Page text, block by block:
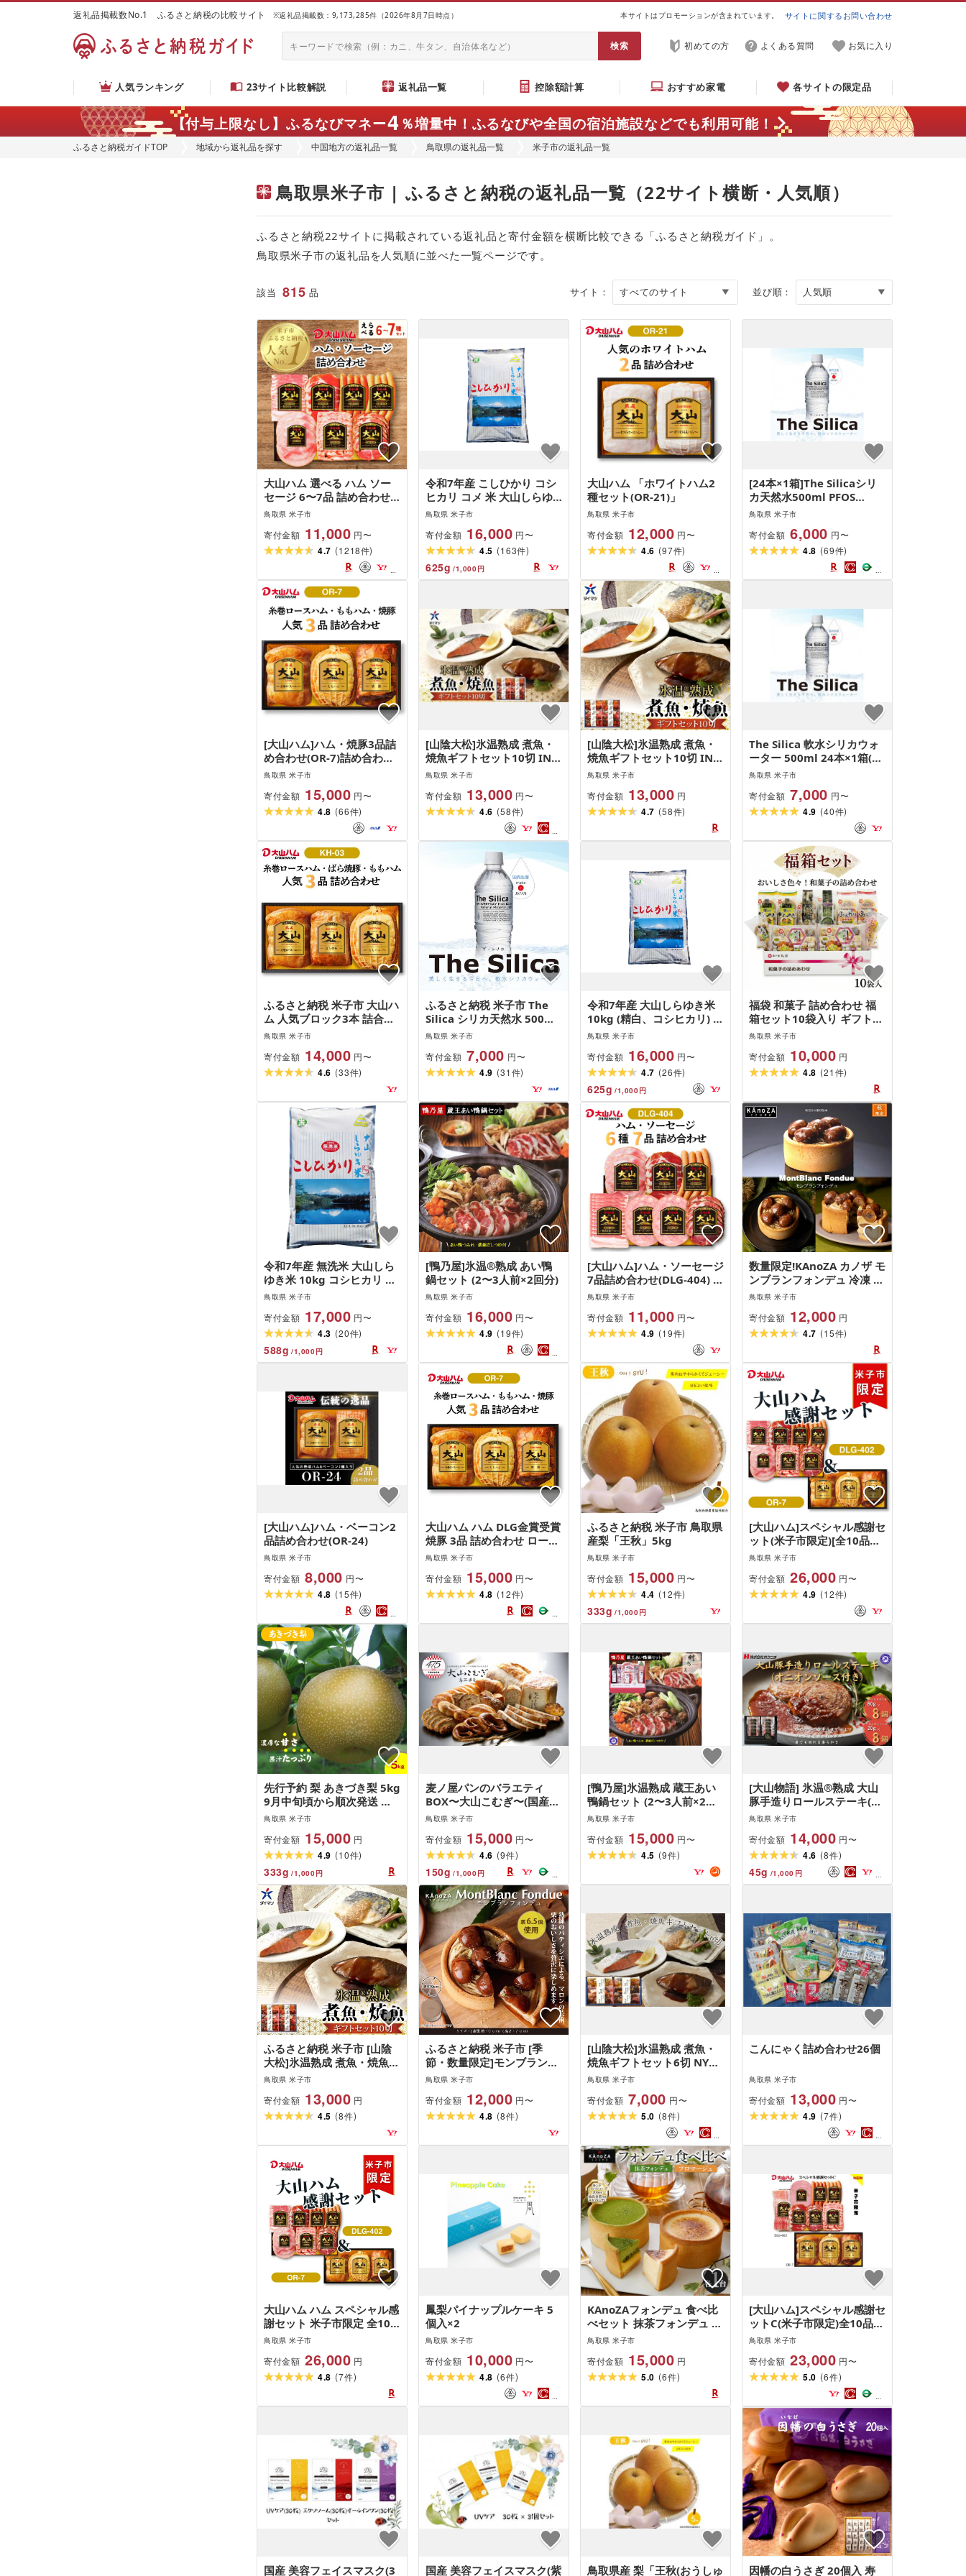
返礼品掲載数No.1 ふるさと納税の比較サイト ※返礼品掲載数：9,173,285件（2026年8月7日時点） 本サイトはプロモーションが含まれています。 サイトに関するお問い合わせ
初めての方 よくある質問 お気に入り
人気ランキング 23サイト比較解説 返礼品一覧 控除額計算 おすすめ家電 各サイトの限定品
【付与上限なし】ふるなびマネー4％増量中！ ふるなびや全国の宿泊施設などでも利用可能！
ふるさと納税ガイドTOP 地域から返礼品を探す 中国地方の返礼品一覧 鳥取県の返礼品一覧 米子市の返礼品一覧
鳥取県米子市 | ふるさと納税の返礼品一覧（22サイト横断・人気順）
ふるさと納税22サイトに掲載されている返礼品と寄付金額を横断比較できる「ふるさと納税ガイド」。
鳥取県米子市の返礼品を人気順に並べた一覧ページです。
該当 815 品 サイト： 並び順：
大山ハム 選べる ハム ソー
セージ 6〜7品 詰め合わせ
DLG-402 DLG-404 YG-06
スハム ベーコン ペッパーシ
ンケン 生ハム ポークウイン
ナー ポチキウインナー 肩ロ
ース あらびき 粗挽き お取
り寄せグルメ 送料無料 鳥取
県 米子市
鳥取県 米子市
寄付金額 11,000 円〜
4.7 (1218件)
令和7年産 こしひかり コシ
ヒカリ コメ 米 大山しらゆ
き米 10kg 精白 白米 もっち
鳥取県 米子市
寄付金額 16,000 円〜
4.5 (163件)
625g /1,000円
大山ハム 「ホワイトハム2
種セット(OR-21)」
鳥取県 米子市
寄付金額 12,000 円〜
4.6 (97件)
[24本×1箱]The Silicaシリ
カ天然水500ml PFOS
PFOA PFAS 検査済み 検出
鳥取県 米子市
寄付金額 6,000 円〜
4.8 (69件)
[大山ハム]ハム・焼豚3品詰
め合わせ(OR-7)詰め合わせ
ロースハム ももハム 焼き豚
鳥取県 米子市
寄付金額 15,000 円〜
4.8 (66件)
[山陰大松]氷温熟成 煮魚・
焼魚ギフトセット10切 IN-
100
鳥取県 米子市
寄付金額 13,000 円〜
4.6 (58件)
[山陰大松]氷温熟成 煮魚・
焼魚ギフトセット10切 IN-
100ダイマツ
鳥取県 米子市
寄付金額 13,000 円
4.7 (58件)
The Silica 軟水シリカウォ
ーター 500ml 24本×1箱(計
24本) 水 ミネラルウォータ
鳥取県 米子市
寄付金額 7,000 円〜
4.9 (40件)
ふるさと納税 米子市 大山ハ
ム 人気ブロック3本 詰合せ
KH-03 ロースハム ももハム
鳥取県 米子市
寄付金額 14,000 円〜
4.6 (33件)
ふるさと納税 米子市 The
Silica シリカ天然水 500ml
24本×1箱(計24本)
鳥取県 米子市
寄付金額 7,000 円〜
4.9 (31件)
令和7年産 大山しらゆき米
10kg (精白、コシヒカリ) コ
シヒカリ こしひかり 米 精
鳥取県 米子市
寄付金額 16,000 円〜
4.7 (26件)
625g /1,000円
福袋 和菓子 詰め合わせ 福
箱セット10袋入り ギフト
あんこ どらやき お菓子 丸
子市[26-010-003]
鳥取県 米子市
寄付金額 10,000 円
4.8 (21件)
令和7年産 無洗米 大山しら
ゆき米 10kg コシヒカリ こ
しひかり むろ米穀
鳥取県 米子市
寄付金額 17,000 円〜
4.3 (20件)
588g /1,000円
[鴨乃屋]氷温®熟成 あい鴨
鍋セット (2〜3人前×2回分)
鳥取県 米子市
寄付金額 16,000 円〜
4.9 (19件)
[大山ハム]ハム・ソーセージ
7品詰め合わせ(DLG-404) ハ
ム ウインナー 生ハム ベー
鳥取県 米子市
寄付金額 11,000 円〜
4.9 (19件)
数量限定!KAnoZA カノザ モ
ンブランフォンデュ 冷凍 寿
製菓 寿スピリッツグループ
お菓子 スイーツ 秋
鳥取県 米子市
寄付金額 12,000 円
4.7 (15件)
[大山ハム]ハム・ベーコン2
品詰め合わせ(OR-24)
鳥取県 米子市
寄付金額 8,000 円〜
4.8 (15件)
大山ハム ハム DLG金賞受賞
焼豚 3品 詰め合わせ ロース
ハム ももハム 焼き豚 サラ
チ チャーハン 炒飯 ラーメ
ン 具材 おつまみ オードブ
ル お取り寄せグルメ 冷蔵
送料無料 鳥取県 米子市 OR-
鳥取県 米子市
寄付金額 15,000 円〜
4.8 (12件)
ふるさと納税 米子市 鳥取県
産梨「王秋」5kg
鳥取県 米子市
寄付金額 15,000 円〜
4.4 (12件)
333g /1,000円
[大山ハム]スペシャル感謝セ
ット(米子市限定)[全10品入
り]ハム ソーセージ 生ハム
鳥取県 米子市
寄付金額 26,000 円〜
4.9 (12件)
先行予約 梨 あきづき梨 5kg
9月中旬頃から順次発送 鳥
取西部農業協同組合 米子・
フルーツ なし 鳥取県 米子
市 鳥取県産 くだもの 赤梨 5
キロ 先行受付 お取り寄せ
数量限定 果汁たっぷりで濃
厚 甘い 赤梨[26-015-009]
鳥取県 米子市
寄付金額 15,000 円
4.9 (10件)
333g /1,000円
麦ノ屋パンのバラエティ
BOX〜大山こむぎ〜(国産小
麦使用)
鳥取県 米子市
寄付金額 15,000 円〜
4.6 (9件)
150g /1,000円
[鴨乃屋]氷温熟成 蔵王あい
鴨鍋セット (2〜3人前×2回
分)
鳥取県 米子市
寄付金額 15,000 円〜
4.5 (9件)
[大山物語] 氷温®熟成 大山
豚手造りロールステーキ(オ
ニオンソース付き)80g×8個
鳥取県 米子市
寄付金額 14,000 円〜
4.6 (8件)
45g /1,000 円
ふるさと納税 米子市 [山陰
大松]氷温熟成 煮魚・焼魚ギ
フトセット10切 IN-100
鳥取県 米子市
寄付金額 13,000 円
4.5 (8件)
ふるさと納税 米子市 [季
節・数量限定]モンブランフ
ォンデュ KAnoZA
鳥取県 米子市
寄付金額 12,000 円〜
4.8 (8件)
[山陰大松]氷温熟成 煮魚・
焼魚ギフトセット6切 NYG-
6
鳥取県 米子市
寄付金額 7,000 円〜
5.0 (8件)
こんにゃく詰め合わせ26個
鳥取県 米子市
寄付金額 13,000 円〜
4.9 (7件)
大山ハム ハム スペシャル感
謝セット 米子市限定 全10
品 10種 詰め合わせ 食べ比
ンナー ロースト おつまみ
ギフト 焼豚 チャーハン ア
レンジ 冷蔵 お取り寄せグル
メ 送料無料 鳥取県 米子市
鳥取県 米子市
寄付金額 26,000 円
4.8 (7件)
鳳梨パイナップルケーキ 5
個入×2
鳥取県 米子市
寄付金額 10,000 円〜
4.8 (6件)
KAnoZAフォンデュ 食べ比
べセット 抹茶フォンデュ フ
ロマージュフォンデュ 各1
ーズケーキ 抹茶 スイーツ
デザート おやつ 冷凍 セッ
ト 贈り物 ギフト プレゼン
ト ティータイム 自分へのご
米子市
鳥取県 米子市
寄付金額 15,000 円
5.0 (6件)
[大山ハム]スペシャル感謝セ
ットC(米子市限定)全10品入
り
鳥取県 米子市
寄付金額 23,000 円〜
5.0 (6件)
国産 美容フェイスマスク(3 国産 美容フェイスマスク(紫 鳥取県産 梨「王秋(おうしゅ 因幡の白うさぎ 20個入 寿